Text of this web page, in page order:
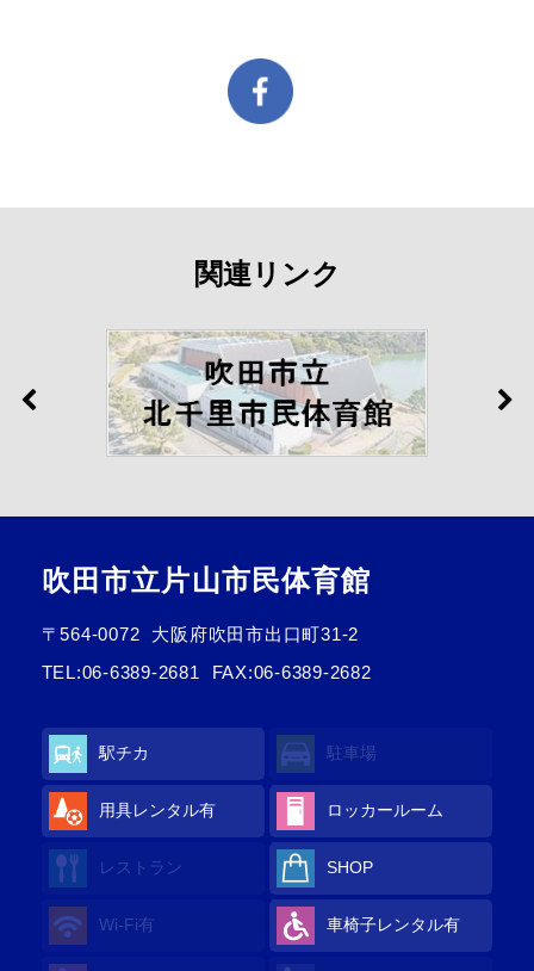
関連リンク
吹田市立片山市民体育館
〒564-0072
大阪府吹田市出口町31-2
TEL:06-6389-2681 FAX:06-6389-2682
駅チカ 駐車場
用具レンタル有 ロッカールーム
レストラン SHOP
Wi-Fi有 車椅子レンタル有